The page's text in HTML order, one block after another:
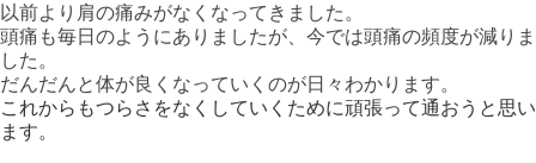
以前より肩の痛みがなくなってきました。
頭痛も毎日のようにありましたが、今では頭痛の頻度が減りま
した。
だんだんと体が良くなっていくのが日々わかります。
これからもつらさをなくしていくために頑張って通おうと思い
ます。